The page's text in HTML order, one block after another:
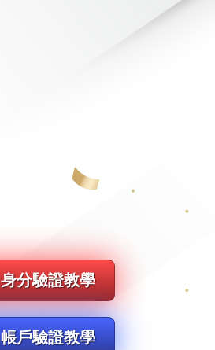
身分驗證教學
帳戶驗證教學